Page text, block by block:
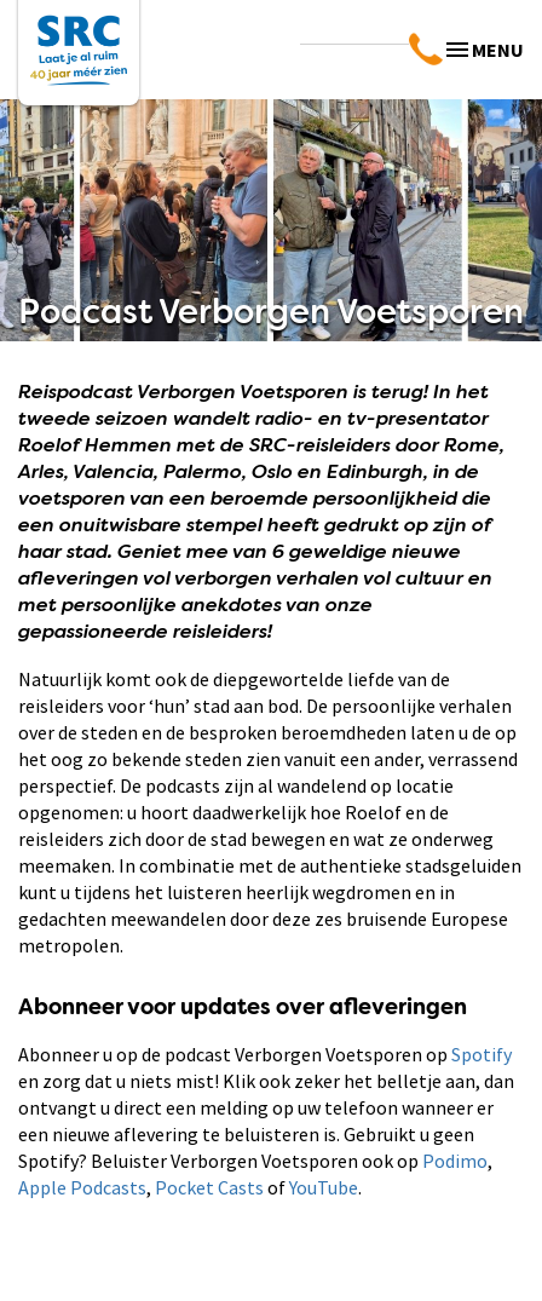
MENU
Podcast Verborgen Voetsporen
Reispodcast Verborgen Voetsporen is terug! In het
tweede seizoen wandelt radio- en tv-presentator
Roelof Hemmen met de SRC-reisleiders door Rome,
Arles, Valencia, Palermo, Oslo en Edinburgh, in de
voetsporen van een beroemde persoonlijkheid die
een onuitwisbare stempel heeft gedrukt op zijn of
haar stad. Geniet mee van 6 geweldige nieuwe
afleveringen vol verborgen verhalen vol cultuur en
met persoonlijke anekdotes van onze
gepassioneerde reisleiders!
Natuurlijk komt ook de diepgewortelde liefde van de
reisleiders voor ‘hun’ stad aan bod. De persoonlijke verhalen
over de steden en de besproken beroemdheden laten u de op
het oog zo bekende steden zien vanuit een ander, verrassend
perspectief. De podcasts zijn al wandelend op locatie
opgenomen: u hoort daadwerkelijk hoe Roelof en de
reisleiders zich door de stad bewegen en wat ze onderweg
meemaken. In combinatie met de authentieke stadsgeluiden
kunt u tijdens het luisteren heerlijk wegdromen en in
gedachten meewandelen door deze zes bruisende Europese
metropolen.
Abonneer voor updates over afleveringen
Abonneer u op de podcast Verborgen Voetsporen op Spotify
en zorg dat u niets mist! Klik ook zeker het belletje aan, dan
ontvangt u direct een melding op uw telefoon wanneer er
een nieuwe aflevering te beluisteren is. Gebruikt u geen
Spotify? Beluister Verborgen Voetsporen ook op Podimo,
Apple Podcasts, Pocket Casts ofYouTube.